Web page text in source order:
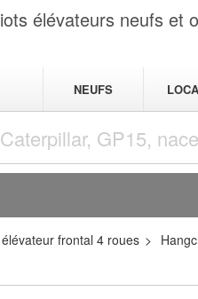
élévateurs neufs et
NEUFS
frontal 4 roues